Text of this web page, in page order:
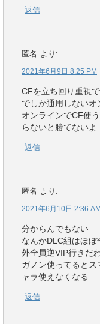
返信
匿名 より:
2021年6月9日 8:25 PM
CFを立ち回り重視
でしか通用しない
オンラインでCF使
らないと勝てないよ
返信
匿名 より:
2021年6月10日 2:36 AM
分からんでもない
なんかDLC組はほ
外全員逆VIP行きだ
ガノン使ってると
ャラ使えなくなる
返信